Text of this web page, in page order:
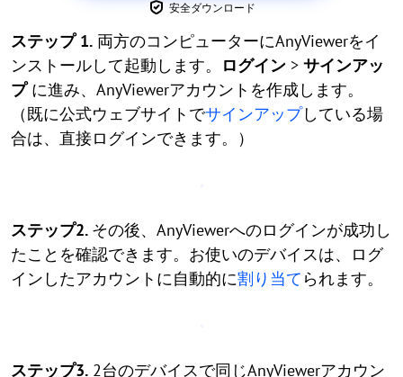
安全ダウンロード
ステップ 1. 両方のコンピューターにAnyViewerをイ
ンストールして起動します。
ログイン > サインアッ
プに進み、AnyViewerアカウントを作成します。
（既に公式ウェブサイトでサインアップしている場
合は、直接ログインできます。）
ステップ2. その後、AnyViewerへのログインが成功し
たことを確認できます。お使いのデバイスは、ログ
インしたアカウントに自動的に割り当て られます。
ステップ3. 2台のデバイスで同じAnyViewerアカウン